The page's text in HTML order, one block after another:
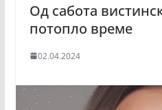
Од сабота
потопло време
02.04.2024